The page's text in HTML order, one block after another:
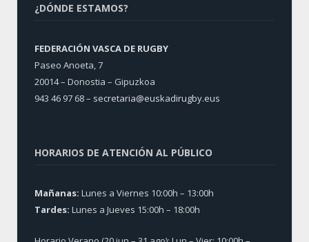
¿DÓNDE ESTAMOS?
FEDERACIÓN VASCA DE RUGBY
Paseo Anoeta, 7
20014 – Donostia – Gipuzkoa
943 46 97 68 – secretaria@euskadirugby.eus
HORARIOS DE ATENCIÓN AL PÚBLICO
Mañanas: Lunes a Viernes 10:00h – 13:00h
Tardes: Lunes a Jueves 15:00h – 18:00h